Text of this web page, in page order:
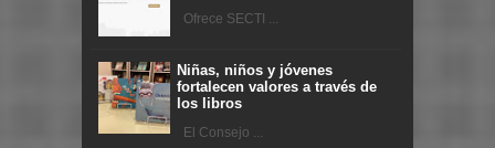
Ofrece SECTI ...
Niñas, niños y jóvenes
fortalecen valores a través de
los libros
El Consejo ...